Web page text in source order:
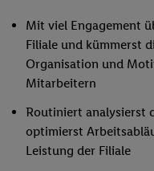
Mit viel Engagement
Filiale und kümmerst
Organisation und
Mitarbeitern
Routiniert analysierst
optimierst
Leistung der Filiale